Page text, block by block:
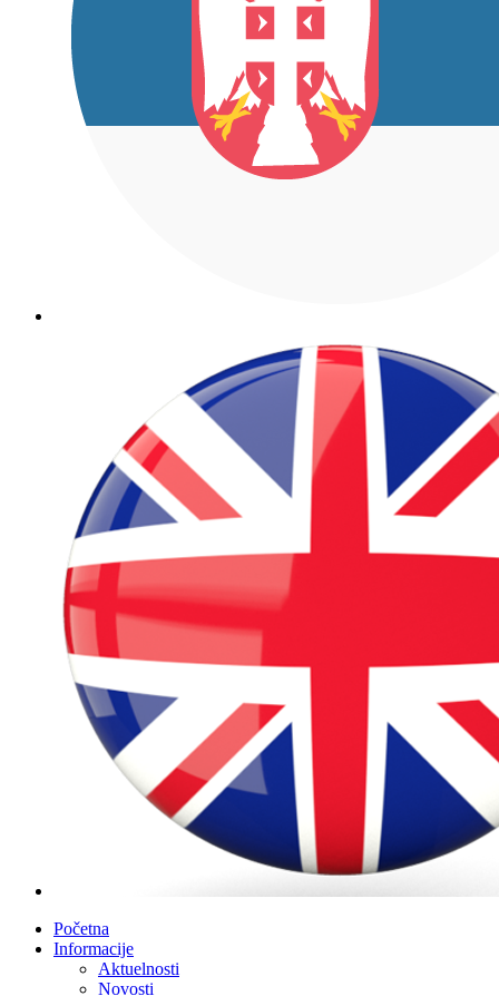
Početna
Informacije
Aktuelnosti
Novosti